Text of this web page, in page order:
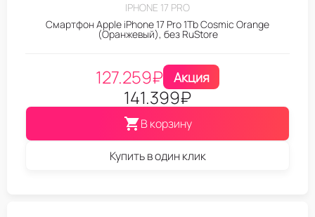
IPHONE 17 PRO
Смартфон Apple iPhone 17 Pro 1Tb Cosmic Orange
(Оранжевый), без RuStore
127.259₽ Акция
141.399₽
В корзину
Купить в один клик